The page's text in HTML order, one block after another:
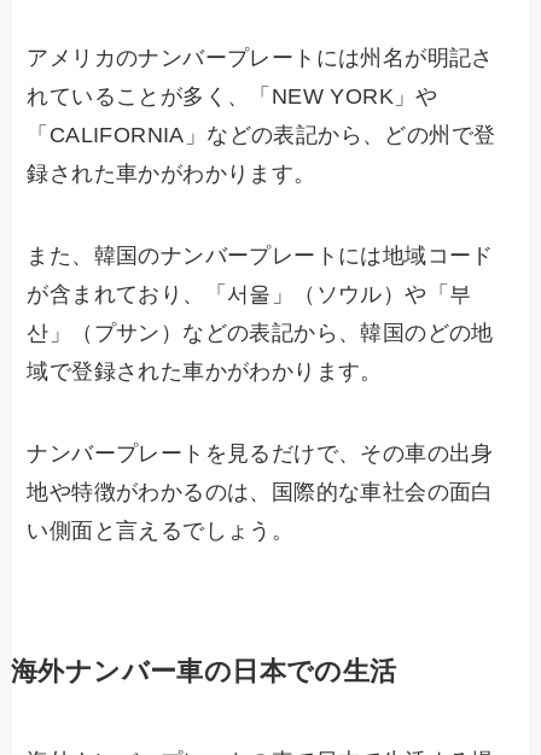
アメリカのナンバープレートには州名が明記さ
れていることが多く、「NEW YORK」や
「CALIFORNIA」などの表記から、どの州で登
録された車かがわかります。
また、韓国のナンバープレートには地域コード
が含まれており、「서울」（ソウル）や「부
산」（プサン）などの表記から、韓国のどの地
域で登録された車かがわかります。
ナンバープレートを見るだけで、その車の出身
地や特徴がわかるのは、国際的な車社会の面白
い側面と言えるでしょう。
海外ナンバー車の日本での生活